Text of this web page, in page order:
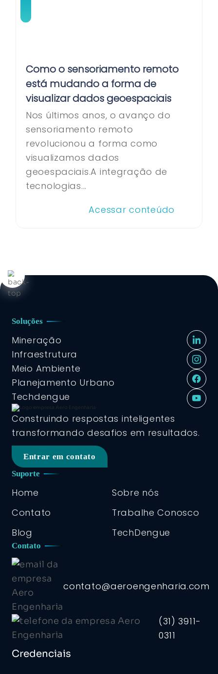
Como o sensoriamento remoto
está mudando a forma de
visualizar dados geoespaciais
Nos últimos anos, o avanço do
sensoriamento remoto
revolucionou a forma como
visualizamos dados
geoespaciais.A integração de
tecnologias...
Acessar conteúdo
Construindo respostas inteligentes
transformando desafios em resultados.
Entrar em contato
Suporte
Home
Sobre nós
Contato
Trabalhe Conosco
Blog
TechDengue
Contato
contato@aeroengenharia.com
(31) 3911-
0311
Credenciais
Soluções
Mineração
Infraestrutura
Meio Ambiente
Planejamento Urbano
Techdengue